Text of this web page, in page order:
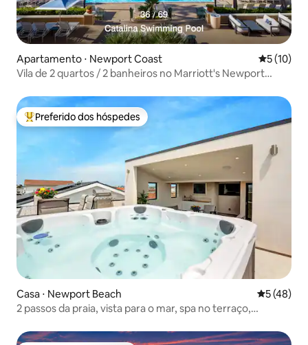
Apartamento ⋅ Newport Coast 5 de uma
5 (10)
Vila de 2 quartos / 2 banheiros no Marriott's Newport
Entre os melhores preferidos dos hóspedes
Preferido dos hóspedes
Casa ⋅ Newport Beach 5 de uma
5 (48)
2 passos da praia, vista para o mar, spa no terraço,